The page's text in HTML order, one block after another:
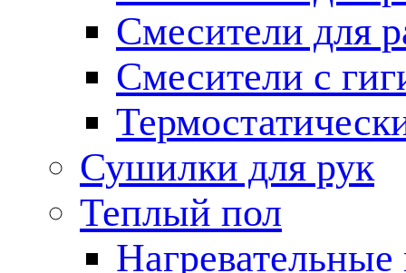
Смесители для
Смесители с
Сушилки для рук
Теплый пол